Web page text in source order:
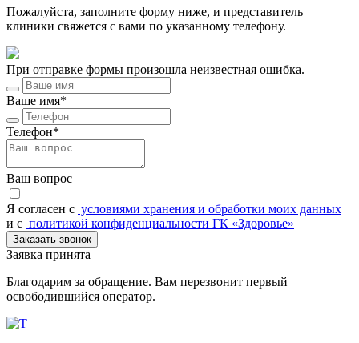
Пожалуйста, заполните форму ниже, и представитель
клиники свяжется с вами по указанному телефону.
При отправке формы произошла неизвестная ошибка.
Ваше имя*
Телефон*
Ваш вопрос
Я согласен c условиями хранения и обработки моих данных
и с политикой конфиденциальности ГК «Здоровье»
Заказать звонок
Заявка принята
Благодарим за обращение. Вам перезвонит первый
освободившийся оператор.